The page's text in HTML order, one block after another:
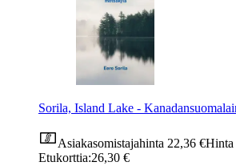
Sorila, Island Lake -
Asiakasomistajahinta 22,36 €Hinta
Etukorttia:26,30 €